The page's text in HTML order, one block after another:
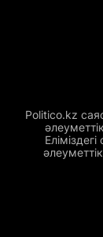
Politico.kz